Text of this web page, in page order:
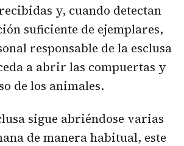
y, cuando detectan
suficiente de ejemplares,
responsable de la esclusa
a abrir las compuertas y
de los animales.
sigue abriéndose varias
de manera habitual, este